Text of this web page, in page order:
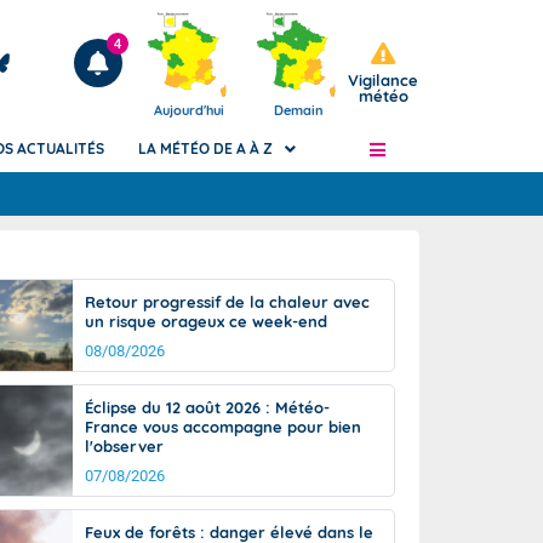
Articles
4
Aujourd'hui Demain
Vigilance
météo
de
Phénomènes dangereux de J+2 à J+7
Avertissement pluies intenses à l'échelle
des communes (Apic)
Bulletins Marine
Bulletins d'estimation du risque
d'avalanche
Météo des forêts
Vigicrues
ACTUALITÉS LA MÉTÉO DE A À Z
Retour progressif de la chaleur avec
un risque orageux ce week-end
08/08/2026
Éclipse du 12 août 2026 : Météo-
France vous accompagne pour bien
l'observer
07/08/2026
Feux de forêts : danger élevé dans le